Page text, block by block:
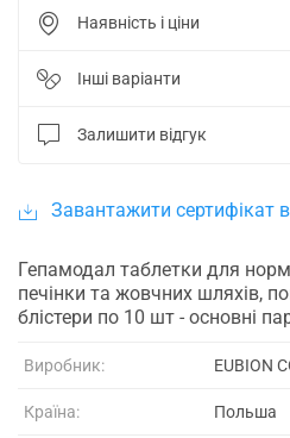
Наявність і ціни
Інші варіанти
Залишити відгук
Завантажити сертифікат
Гепамодал таблетки для
печінки та жовчних шляхів,
блістери по 10 шт - основні
Виробник: EUBION
Країна: Польша